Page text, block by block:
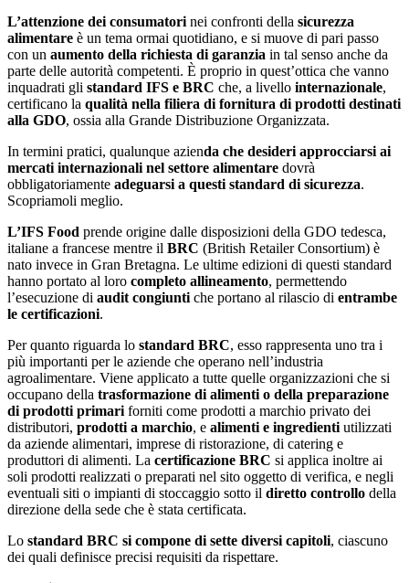
L’attenzione dei consumatori nei confronti della sicurezza
alimentare è un tema ormai quotidiano, e si muove di pari passo
con un aumento della richiesta di garanzia in tal senso anche da
parte delle autorità competenti. È proprio in quest’ottica che vanno
inquadrati gli standard IFS e BRC che, a livello internazionale,
certificano la qualità nella filiera di fornitura di prodotti destinati
alla GDO, ossia alla Grande Distribuzione Organizzata.
In termini pratici, qualunque azienda che desideri approcciarsi ai
mercati internazionali nel settore alimentare dovrà
obbligatoriamente adeguarsi a questi standard di sicurezza.
Scopriamoli meglio.
L’IFS Food prende origine dalle disposizioni della GDO tedesca,
italiane a francese mentre il BRC (British Retailer Consortium) è
nato invece in Gran Bretagna. Le ultime edizioni di questi standard
hanno portato al loro completo allineamento, permettendo
l’esecuzione di audit congiunti che portano al rilascio di entrambe
le certificazioni.
Per quanto riguarda lo standard BRC, esso rappresenta uno tra i
più importanti per le aziende che operano nell’industria
agroalimentare. Viene applicato a tutte quelle organizzazioni che si
occupano della trasformazione di alimenti o della preparazione
di prodotti primari forniti come prodotti a marchio privato dei
distributori, prodotti a marchio, e alimenti e ingredienti utilizzati
da aziende alimentari, imprese di ristorazione, di catering e
produttori di alimenti. La certificazione BRC si applica inoltre ai
soli prodotti realizzati o preparati nel sito oggetto di verifica, e negli
eventuali siti o impianti di stoccaggio sotto il diretto controllo della
direzione della sede che è stata certificata.
Lo standard BRC si compone di sette diversi capitoli, ciascuno
dei quali definisce precisi requisiti da rispettare.